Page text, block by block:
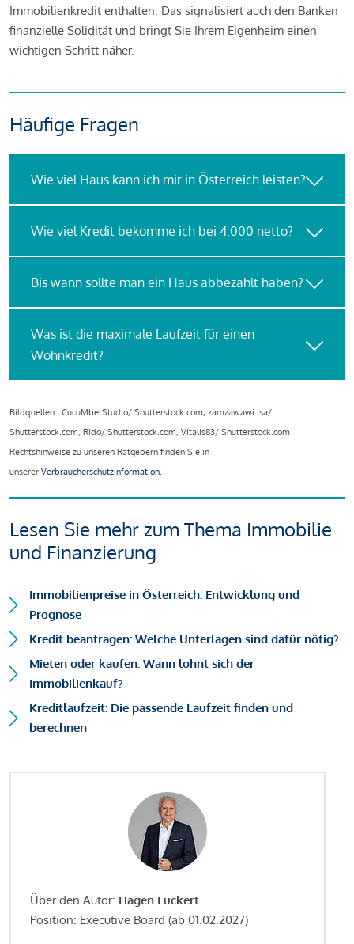
Immobilienkredit enthalten. Das signalisiert auch den Banken
finanzielle Solidität und bringt Sie Ihrem Eigenheim einen
wichtigen Schritt näher.
Häufige Fragen
Wie viel Haus kann ich mir in Österreich leisten?
Wie viel Kredit bekomme ich bei 4.000 netto?
Bis wann sollte man ein Haus abbezahlt haben?
Was ist die maximale Laufzeit für einen
Wohnkredit?
Bildquellen: CucuMberStudio/ Shutterstock.com, zamzawawi isa/
Shutterstock.com, Rido/ Shutterstock.com, Vitalis83/ Shutterstock.com
Rechtshinweise zu unseren Ratgebern finden Sie in
unserer Verbraucherschutzinformation.
Lesen Sie mehr zum Thema Immobilie
und Finanzierung
Immobilienpreise in Österreich: Entwicklung und
Prognose
Kredit beantragen: Welche Unterlagen sind dafür nötig?
Mieten oder kaufen: Wann lohnt sich der
Immobilienkauf?
Kreditlaufzeit: Die passende Laufzeit finden und
berechnen
Über den Autor: Hagen Luckert
Position: Executive Board (ab 01.02.2027)